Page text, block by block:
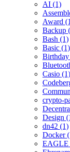
AI (1)
Award
Backup
Bash (1)
Basic (1)
Casio (1)
crypto-
Design
dn42 (1)
Docker
EAGLE